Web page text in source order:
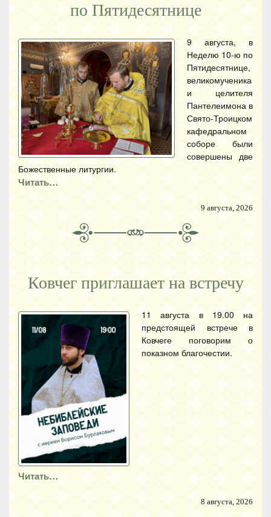
по Пятидесятнице
9 августа, в
Неделю 10-ю по
Пятидесятнице,
великомученика
и целителя
Пантелеимона в
Свято-Троицком
кафедральном
соборе были
совершены две
Божественные литургии.
Читать…
9 августа, 2026
Ковчег приглашает на встречу
11 августа в 19.00 на
предстоящей встрече в
Ковчеге поговорим о
показном благочестии.
Читать…
8 августа, 2026